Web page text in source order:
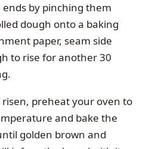
ends by pinching them
dough onto a baking
paper, seam side
to rise for another 30
preheat your oven to
and bake the
golden brown and